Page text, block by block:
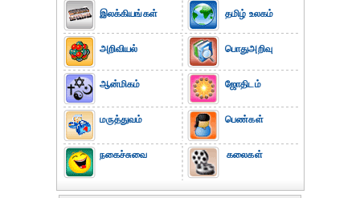
இலக்கியங்கள்
அறிவியல்
ஆன்மிகம்
மருத்துவம்
நகைச்சுவை
தமிழ் உலகம்
பொதுஅறிவு
ஜோதிடம்
பெண்கள்
கலைகள்